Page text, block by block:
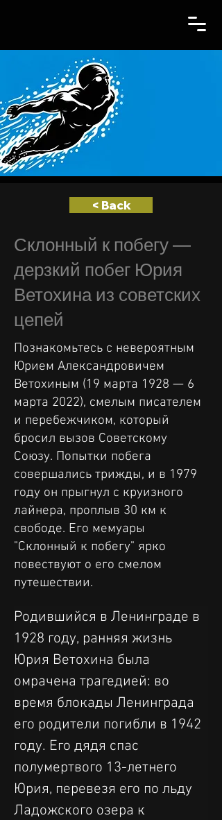
< Back
Склонный к побегу —
дерзкий побег Юрия
Ветохина из советских
цепей
Познакомьтесь с невероятным
Юрием Александровичем
Ветохиным (19 марта 1928 — 6
марта 2022), смелым писателем
и перебежчиком, который
бросил вызов Советскому
Союзу. Попытки побега
совершались трижды, и в 1979
году он прыгнул с круизного
лайнера, проплыв 30 км к
свободе. Его мемуары
"Склонный к побегу" ярко
повествуют о его смелом
путешествии.
Родившийся в Ленинграде в
1928 году, ранняя жизнь
Юрия Ветохина была
омрачена трагедией: во
время блокады Ленинграда
его родители погибли в 1942
году. Его дядя спас
полумертвого 13-летнего
Юрия, перевезя его по льду
Ладожского озера к